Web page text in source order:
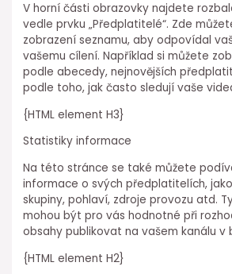
V horní části obrazovky najdete
vedle prvku „Předplatitelé“. Zde
zobrazení seznamu, aby odpovídal
vašemu cílení. Například si můžete
podle abecedy, nejnovějších
podle toho, jak často sledují vaše
{HTML element H3}
Statistiky informace
Na této stránce se také můžete
informace o svých předplatitelích,
skupiny, pohlaví, zdroje provozu atd.
mohou být pro vás hodnotné při
obsahy publikovat na vašem kanálu v
{HTML element H2}